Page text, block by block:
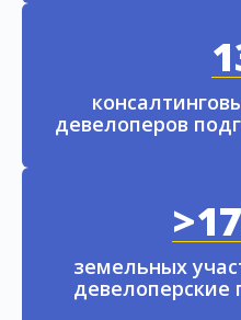
девелоперов
земельных
девелоперские